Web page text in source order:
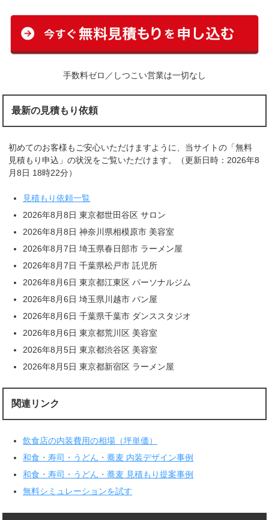
手数料ゼロ／しつこい営業は一切なし
最新の見積もり依頼
初めてのお客様もご安心いただけますように、当サイトの「無料
見積もり申込」の状況をご覧いただけます。（更新日時：2026年8
月8日 18時22分）
見積もり依頼一覧
2026年8月8日 東京都世田谷区 サロン
2026年8月8日 神奈川県相模原市 美容室
2026年8月7日 埼玉県春日部市 ラーメン屋
2026年8月7日 千葉県松戸市 託児所
2026年8月6日 東京都江東区 パーソナルジム
2026年8月6日 埼玉県川越市 パン屋
2026年8月6日 千葉県千葉市 ダンススタジオ
2026年8月6日 東京都荒川区 美容室
2026年8月5日 東京都渋谷区 美容室
2026年8月5日 東京都新宿区 ラーメン屋
関連リンク
飲食店の内装費用の相場（坪単価）
和食・寿司・うどん・蕎麦 内装デザイン事例
和食・寿司・うどん・蕎麦 見積もり提案事例
無料シミュレーションを試す